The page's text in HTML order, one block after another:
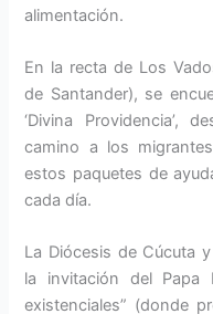
alimentación.
En la recta de Los
de Santander), se
‘Divina Providencia’,
camino a los
estos paquetes de
cada día.
La Diócesis de Cúcuta
la invitación del Papa
existenciales” (donde